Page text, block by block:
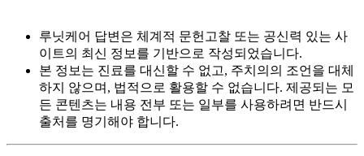
루닛케어 답변은 체계적 문헌고찰 또는 공신력 있는 사
이트의 최신 정보를 기반으로 작성되었습니다.
본 정보는 진료를 대신할 수 없고, 주치의의 조언을 대체
하지 않으며, 법적으로 활용할 수 없습니다. 제공되는 모
든 콘텐츠는 내용 전부 또는 일부를 사용하려면 반드시
출처를 명기해야 합니다.